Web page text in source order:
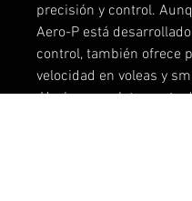
precisión y control.
Aero-P está
control, también ofrece
velocidad en voleas y
¡Hecho completamente